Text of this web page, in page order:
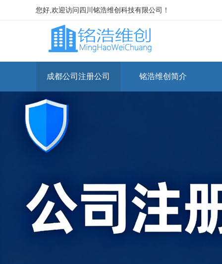
您好,欢迎访问四川铭浩维创科技有限公司！
成都公司注册公司 铭浩维创简介